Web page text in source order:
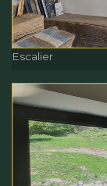
Escalier